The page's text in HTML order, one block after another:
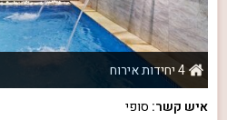
4 יחידות אירוח
איש קשר: סופי